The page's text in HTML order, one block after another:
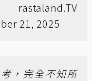
21, 2025
，完全不知所